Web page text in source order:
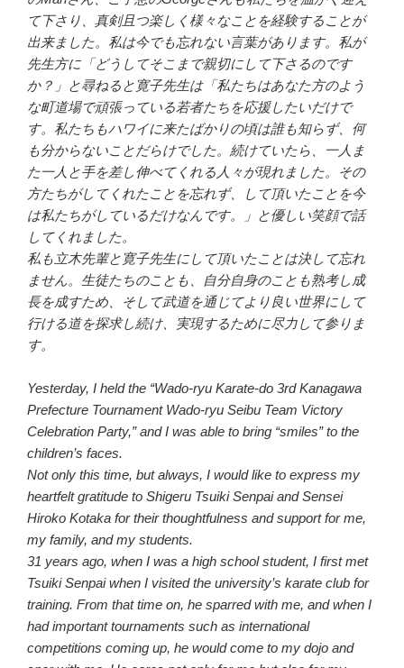
て下さり、真剣且つ楽しく様々なことを経験することが
出来ました。私は今でも忘れない言葉があります。私が
先生方に「どうしてそこまで親切にして下さるのです
か？」と尋ねると寛子先生は「私たちはあなた方のよう
な町道場で頑張っている若者たちを応援したいだけで
す。私たちもハワイに来たばかりの頃は誰も知らず、何
も分からないことだらけでした。続けていたら、一人ま
た一人と手を差し伸べてくれる人々が現れました。その
方たちがしてくれたことを忘れず、して頂いたことを今
は私たちがしているだけなんです。」と優しい笑顔で話
してくれました。
私も立木先輩と寛子先生にして頂いたことは決して忘れ
ません。生徒たちのことも、自分自身のことも熟考し成
長を成すため、そして武道を通じてより良い世界にして
行ける道を探求し続け、実現するために尽力して参りま
す。
Yesterday, I held the “Wado-ryu Karate-do 3rd Kanagawa
Prefecture Tournament Wado-ryu Seibu Team Victory
Celebration Party,” and I was able to bring “smiles” to the
children’s faces.
Not only this time, but always, I would like to express my
heartfelt gratitude to Shigeru Tsuiki Senpai and Sensei
Hiroko Kotaka for their thoughtfulness and support for me,
my family, and my students.
31 years ago, when I was a high school student, I first met
Tsuiki Senpai when I visited the university’s karate club for
training. From that time on, he sparred with me, and when I
had important tournaments such as international
competitions coming up, he would come to my dojo and